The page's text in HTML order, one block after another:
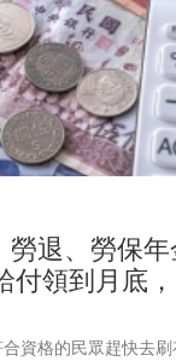
勞退、勞保
付領到月底
資格的民眾趕快去